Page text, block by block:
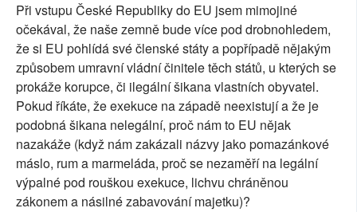
Při vstupu České Republiky do EU jsem mimojiné
očekával, že naše zemně bude více pod drobnohledem,
že si EU pohlídá své členské státy a popřípadě nějakým
způsobem umravní vládní činitele těch států, u kterých se
prokáže korupce, či ilegální šikana vlastních obyvatel.
Pokud říkáte, že exekuce na západě neexistují a že je
podobná šikana nelegální, proč nám to EU nějak
nazakáže (když nám zakázali názvy jako pomazánkové
máslo, rum a marmeláda, proč se nezaměří na legální
výpalné pod rouškou exekuce, lichvu chráněnou
zákonem a násilné zabavování majetku)?